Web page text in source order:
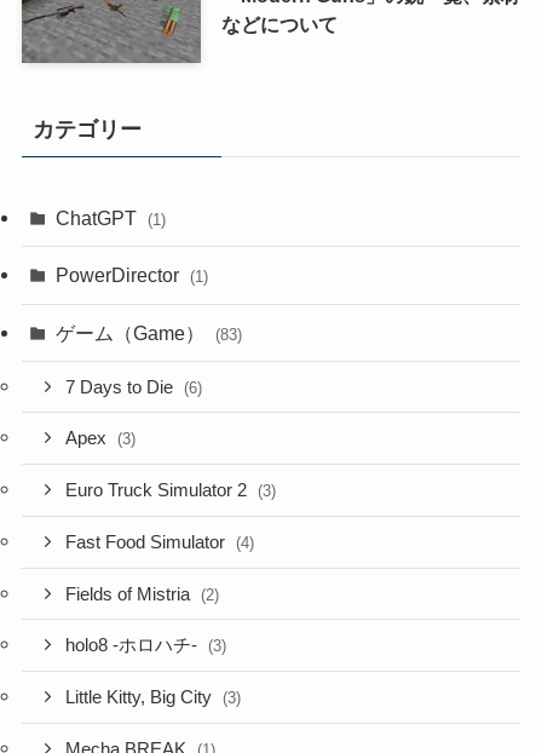
などについて
カテゴリー
ChatGPT (1)
PowerDirector (1)
ゲーム（Game） (83)
7 Days to Die (6)
Apex (3)
Euro Truck Simulator 2 (3)
Fast Food Simulator (4)
Fields of Mistria (2)
holo8 -ホロハチ- (3)
Little Kitty, Big City (3)